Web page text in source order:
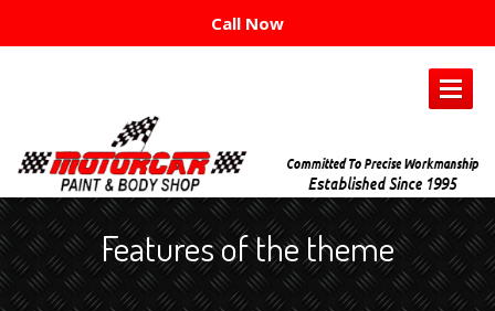
Call Now
HOME PAGE
DIRECTIONS
CONTACT US
Features of the theme